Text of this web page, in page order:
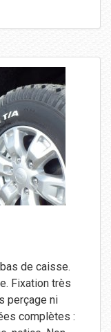
de caisse.
Fixation très
perçage ni
complètes :